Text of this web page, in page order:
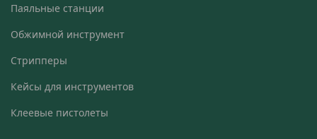
Паяльные станции
Обжимной инструмент
Стрипперы
Кейсы для инструментов
Клеевые пистолеты